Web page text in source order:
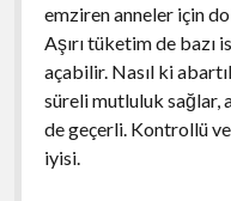
emziren anneler için
Aşırı tüketim de bazı
açabilir. Nasıl ki
süreli mutluluk sağlar,
de geçerli. Kontrollü
iyisi.